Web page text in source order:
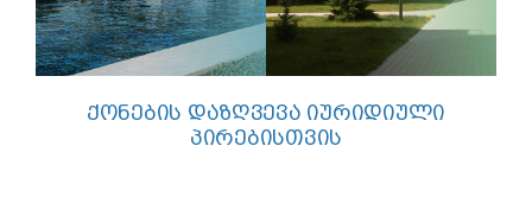
ᲥᲝᲜᲔᲑᲘᲡ ᲓᲐᲖᲦᲕᲔᲕᲐ ᲘᲣᲠᲘᲓᲘᲣᲚᲘ
ᲞᲘᲠᲔᲑᲘᲡᲗᲕᲘᲡ